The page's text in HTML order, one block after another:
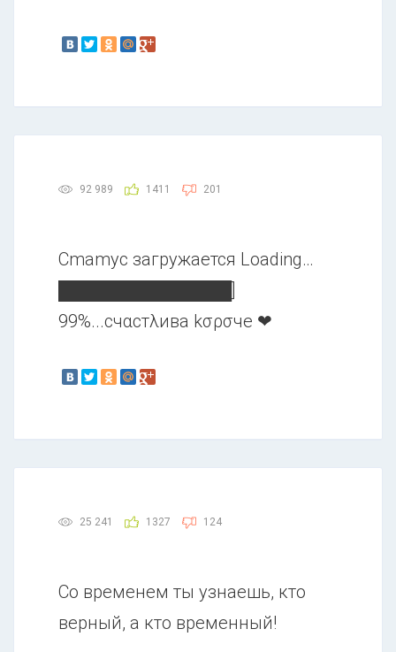
92 989 1411 201
Сmаmус загружается Loading…
99%...счαстλива kσρσче ❤
25 241 1327 124
Со временем ты узнаешь, кто
верный, а кто временный!